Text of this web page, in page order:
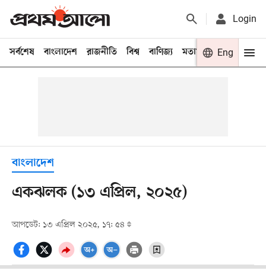
Login
সর্বশেষ বাংলাদেশ রাজনীতি বিশ্ব বাণিজ্য মতামত খেলা
Eng
বাংলাদেশ
একঝলক (১৩ এপ্রিল, ২০২৫)
আপডেট: ১৩ এপ্রিল ২০২৫, ১৭: ৫৪